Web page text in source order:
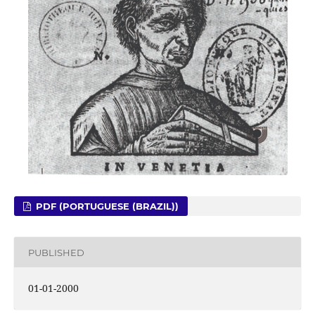
PDF (PORTUGUESE (BRAZIL))
PUBLISHED
01-01-2000